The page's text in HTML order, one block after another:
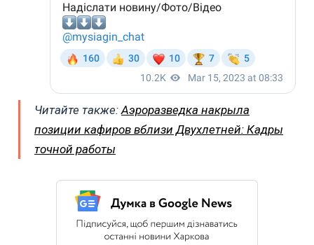
Читайте также: Аэроразведка накрыла
позиции кафиров вблизи Двухлетней: Кадры
точной работы